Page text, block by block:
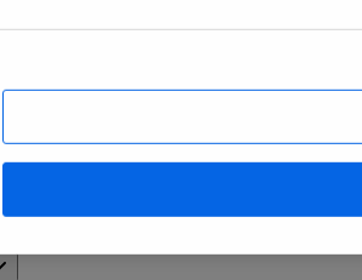
und -prognosen
entdecken